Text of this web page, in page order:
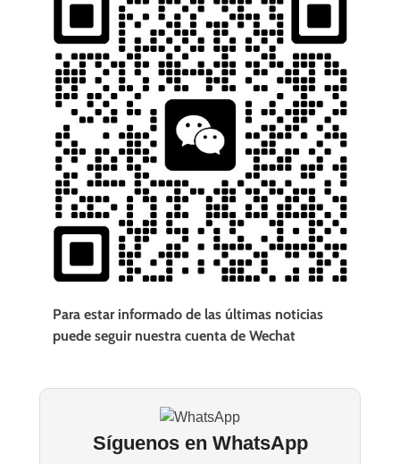
Para estar informado de las últimas noticias
puede seguir nuestra cuenta de Wechat
Síguenos en WhatsApp